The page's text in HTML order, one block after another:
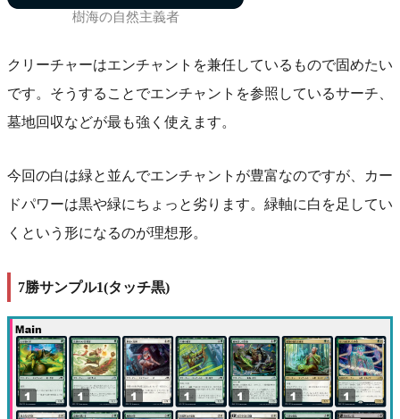
樹海の自然主義者
クリーチャーはエンチャントを兼任しているもので固めたい
です。そうすることでエンチャントを参照しているサーチ、
墓地回収などが最も強く使えます。
今回の白は緑と並んでエンチャントが豊富なのですが、カー
ドパワーは黒や緑にちょっと劣ります。緑軸に白を足してい
くという形になるのが理想形。
7勝サンプル1(タッチ黒)